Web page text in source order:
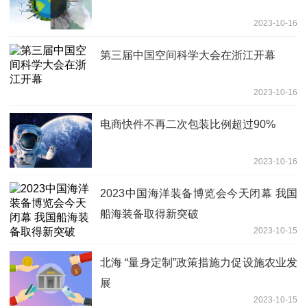
2023-10-16
第三届中国空间科学大会在浙江开幕
2023-10-16
电商快件不再二次包装比例超过90%
2023-10-16
2023中国海洋装备博览会今天闭幕 我国
船海装备取得新突破
2023-10-15
北海 “量身定制”政策措施力促设施农业发
展
2023-10-15